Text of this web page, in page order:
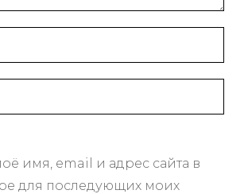
имя, email и адрес сайта в
для последующих моих